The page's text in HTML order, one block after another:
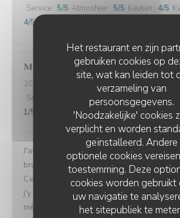
Het restaurant en zijn
gebruiken cookies op
site, wat kan leiden tot
verzameling van
persoonsgegevens.
'Noodzakelijke' cookies
verplicht en worden
geïnstalleerd. Andere
optionele cookies
toestemming. Deze
cookies worden gebruikt
uw navigatie te
het sitepubliek te
Service : 5/5 Atmosfeer : 5/5 Keuken : 4/5
4/5
Marine
2026-07-26
- 12:00 - Gasten 4
Service
Atmosfeer: 4/5 Keuken:3/5
1/5
J'avais l'habitude de venir dans ce
brunch et j'en gardais toujours un
Cela faisait un moment que je n'y étais
j'y suis revenue avec plaisir, convaincue
même qualité. Malheureusement, cette